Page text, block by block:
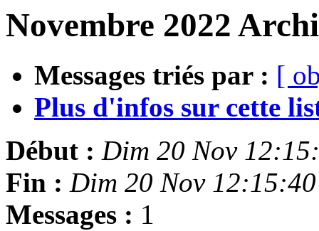
Novembre 2022
Messages triés par : [
Plus d'infos sur cette
Début : Dim 20 Nov
Fin : Dim 20 Nov
Messages : 1